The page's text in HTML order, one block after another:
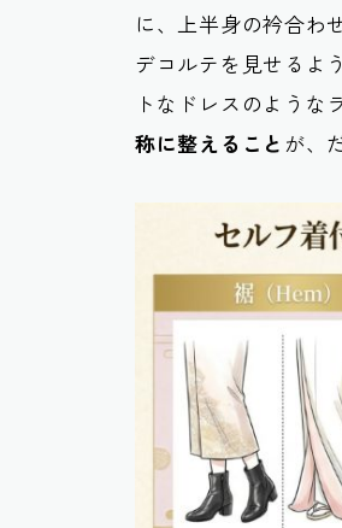
に、上半身の衿合わ
デコルテを見せるよ
トなドレスのような
称に整えること が、